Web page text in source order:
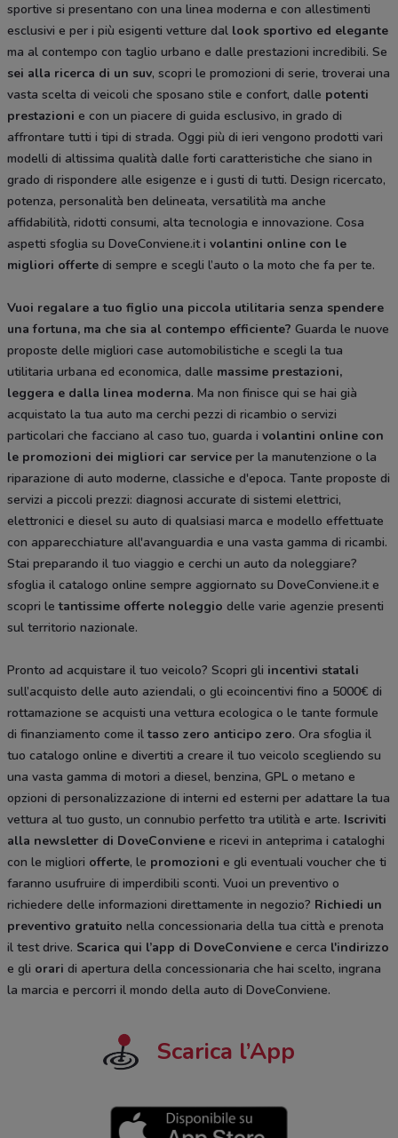
sportive si presentano con una linea moderna e con allestimenti
esclusivi e per i più esigenti vetture dal look sportivo ed elegante
ma al contempo con taglio urbano e dalle prestazioni incredibili. Se
sei alla ricerca di un suv, scopri le promozioni di serie, troverai una
vasta scelta di veicoli che sposano stile e confort, dalle potenti
prestazioni e con un piacere di guida esclusivo, in grado di
affrontare tutti i tipi di strada. Oggi più di ieri vengono prodotti vari
modelli di altissima qualità dalle forti caratteristiche che siano in
grado di rispondere alle esigenze e i gusti di tutti. Design ricercato,
potenza, personalità ben delineata, versatilità ma anche
affidabilità, ridotti consumi, alta tecnologia e innovazione. Cosa
aspetti sfoglia su DoveConviene.it i volantini online con le
migliori offerte di sempre e scegli l’auto o la moto che fa per te.
Vuoi regalare a tuo figlio una piccola utilitaria senza spendere
una fortuna, ma che sia al contempo efficiente? Guarda le nuove
proposte delle migliori case automobilistiche e scegli la tua
utilitaria urbana ed economica, dalle massime prestazioni,
leggera e dalla linea moderna. Ma non finisce qui se hai già
acquistato la tua auto ma cerchi pezzi di ricambio o servizi
particolari che facciano al caso tuo, guarda i volantini online con
le promozioni dei migliori car service per la manutenzione o la
riparazione di auto moderne, classiche e d'epoca. Tante proposte di
servizi a piccoli prezzi: diagnosi accurate di sistemi elettrici,
elettronici e diesel su auto di qualsiasi marca e modello effettuate
con apparecchiature all'avanguardia e una vasta gamma di ricambi.
Stai preparando il tuo viaggio e cerchi un auto da noleggiare?
sfoglia il catalogo online sempre aggiornato su DoveConviene.it e
scopri le tantissime offerte noleggio delle varie agenzie presenti
sul territorio nazionale.
Pronto ad acquistare il tuo veicolo? Scopri gli incentivi statali
sull’acquisto delle auto aziendali, o gli ecoincentivi fino a 5000€ di
rottamazione se acquisti una vettura ecologica o le tante formule
di finanziamento come iltasso zero anticipo zero. Ora sfoglia il
tuo catalogo online e divertiti a creare il tuo veicolo scegliendo su
una vasta gamma di motori a diesel, benzina, GPL o metano e
opzioni di personalizzazione di interni ed esterni per adattare la tua
vettura al tuo gusto, un connubio perfetto tra utilità e arte. Iscriviti
alla newsletter di DoveConviene e ricevi in anteprima i cataloghi
con le migliori offerte, le promozioni e gli eventuali voucher che ti
faranno usufruire di imperdibili sconti. Vuoi un preventivo o
richiedere delle informazioni direttamente in negozio? Richiedi un
preventivo gratuito nella concessionaria della tua città e prenota
il test drive. Scarica qui l’app di DoveConviene e cerca l'indirizzo
e gli orari di apertura della concessionaria che hai scelto, ingrana
la marcia e percorri il mondo della auto di DoveConviene.
Scarica l’App